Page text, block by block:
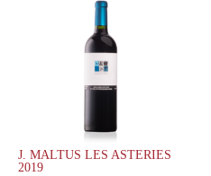
J. MALTUS LES ASTERIES
2019